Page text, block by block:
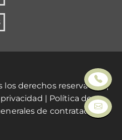
los derechos reservados. |
| Política de
de contratación